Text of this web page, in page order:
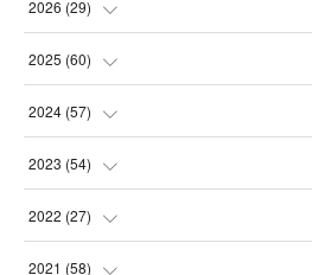
2026 (29)
(5
(3
(7
(6
2025 (60)
(3
(3
(3
(2
2024 (57)
(4
(5
(2
2023 (54)
(6
(8
2022 (27)
(1
2021 (58)